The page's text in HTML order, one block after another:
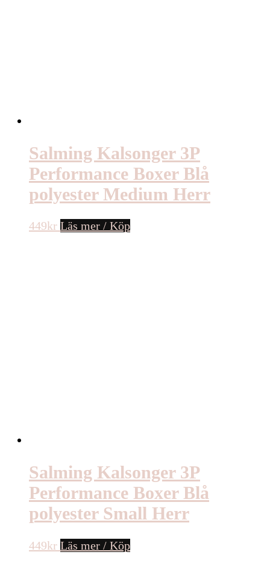
Salming Kalsonger 3P
Performance Boxer Blå
polyester Medium Herr
449kr Läs mer / Köp
Salming Kalsonger 3P
Performance Boxer Blå
polyester Small Herr
449kr Läs mer / Köp